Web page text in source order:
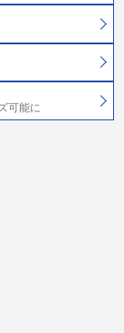
可能に